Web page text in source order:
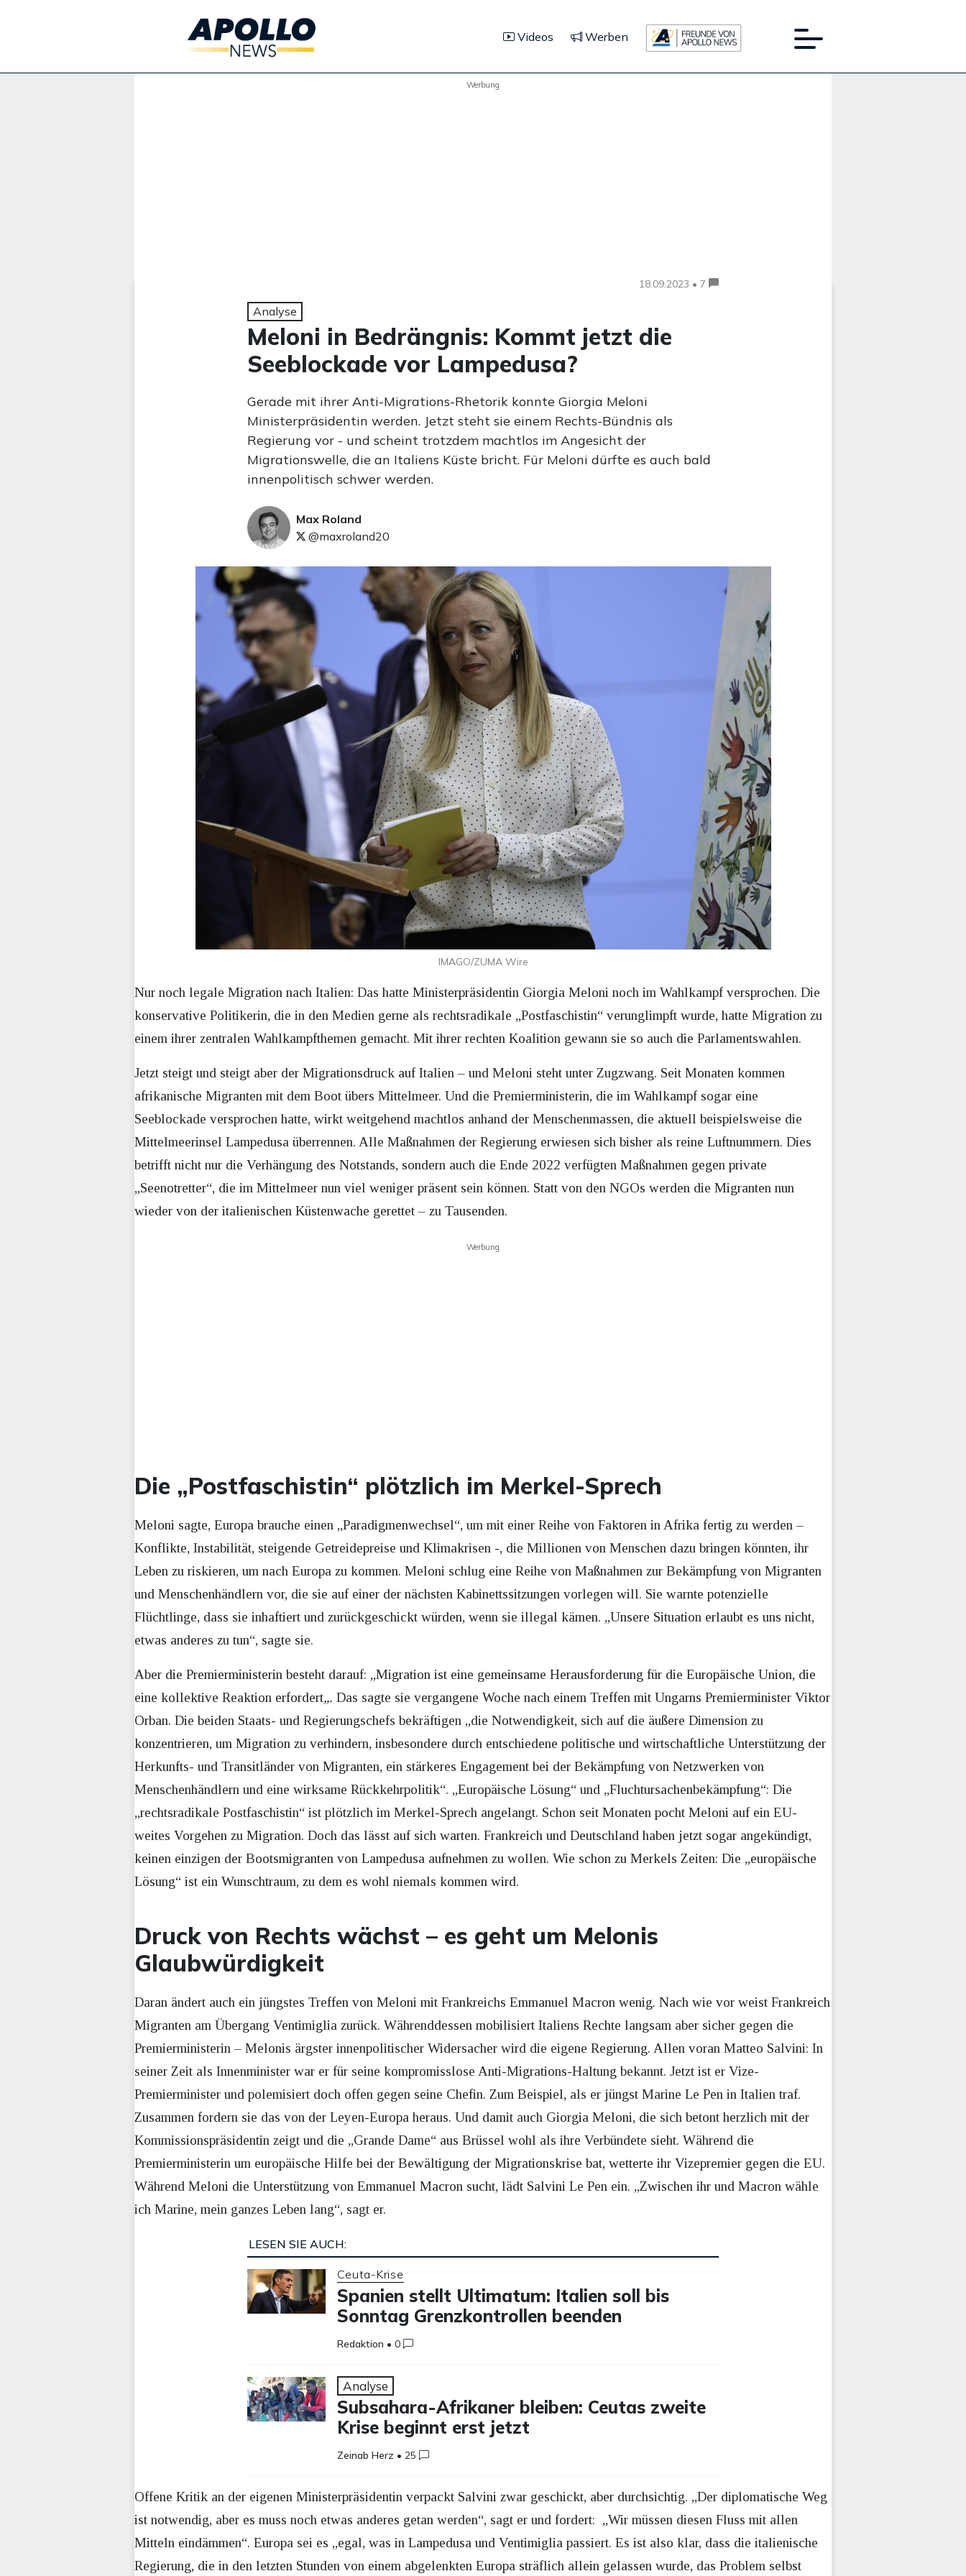
Videos Werben
Werbung
18.09.2023 • 7
Analyse
Meloni in Bedrängnis: Kommt jetzt die
Seeblockade vor Lampedusa?
Gerade mit ihrer Anti-Migrations-Rhetorik konnte Giorgia Meloni
Ministerpräsidentin werden. Jetzt steht sie einem Rechts-Bündnis als
Regierung vor - und scheint trotzdem machtlos im Angesicht der
Migrationswelle, die an Italiens Küste bricht. Für Meloni dürfte es auch bald
innenpolitisch schwer werden.
Max Roland
@maxroland20
IMAGO/ZUMA Wire
Nur noch legale Migration nach Italien: Das hatte Ministerpräsidentin Giorgia Meloni noch im Wahlkampf versprochen. Die
konservative Politikerin, die in den Medien gerne als rechtsradikale „Postfaschistin“ verunglimpft wurde, hatte Migration zu
einem ihrer zentralen Wahlkampfthemen gemacht. Mit ihrer rechten Koalition gewann sie so auch die Parlamentswahlen.
Jetzt steigt und steigt aber der Migrationsdruck auf Italien – und Meloni steht unter Zugzwang. Seit Monaten kommen
afrikanische Migranten mit dem Boot übers Mittelmeer. Und die Premierministerin, die im Wahlkampf sogar eine
Seeblockade versprochen hatte, wirkt weitgehend machtlos anhand der Menschenmassen, die aktuell beispielsweise die
Mittelmeerinsel Lampedusa überrennen. Alle Maßnahmen der Regierung erwiesen sich bisher als reine Luftnummern. Dies
betrifft nicht nur die Verhängung des Notstands, sondern auch die Ende 2022 verfügten Maßnahmen gegen private
„Seenotretter“, die im Mittelmeer nun viel weniger präsent sein können. Statt von den NGOs werden die Migranten nun
wieder von der italienischen Küstenwache gerettet – zu Tausenden.
Werbung
Die „Postfaschistin“ plötzlich im Merkel-Sprech
Meloni sagte, Europa brauche einen „Paradigmenwechsel“, um mit einer Reihe von Faktoren in Afrika fertig zu werden –
Konflikte, Instabilität, steigende Getreidepreise und Klimakrisen -, die Millionen von Menschen dazu bringen könnten, ihr
Leben zu riskieren, um nach Europa zu kommen. Meloni schlug eine Reihe von Maßnahmen zur Bekämpfung von Migranten
und Menschenhändlern vor, die sie auf einer der nächsten Kabinettssitzungen vorlegen will. Sie warnte potenzielle
Flüchtlinge, dass sie inhaftiert und zurückgeschickt würden, wenn sie illegal kämen. „Unsere Situation erlaubt es uns nicht,
etwas anderes zu tun“, sagte sie.
Aber die Premierministerin besteht darauf: „Migration ist eine gemeinsame Herausforderung für die Europäische Union, die
eine kollektive Reaktion erfordert„. Das sagte sie vergangene Woche nach einem Treffen mit Ungarns Premierminister Viktor
Orban. Die beiden Staats- und Regierungschefs bekräftigen „die Notwendigkeit, sich auf die äußere Dimension zu
konzentrieren, um Migration zu verhindern, insbesondere durch entschiedene politische und wirtschaftliche Unterstützung der
Herkunfts- und Transitländer von Migranten, ein stärkeres Engagement bei der Bekämpfung von Netzwerken von
Menschenhändlern und eine wirksame Rückkehrpolitik“. „Europäische Lösung“ und „Fluchtursachenbekämpfung“: Die
„rechtsradikale Postfaschistin“ ist plötzlich im Merkel-Sprech angelangt. Schon seit Monaten pocht Meloni auf ein EU-
weites Vorgehen zu Migration. Doch das lässt auf sich warten. Frankreich und Deutschland haben jetzt sogar angekündigt,
keinen einzigen der Bootsmigranten von Lampedusa aufnehmen zu wollen. Wie schon zu Merkels Zeiten: Die „europäische
Lösung“ ist ein Wunschtraum, zu dem es wohl niemals kommen wird.
Druck von Rechts wächst – es geht um Melonis
Glaubwürdigkeit
Daran ändert auch ein jüngstes Treffen von Meloni mit Frankreichs Emmanuel Macron wenig. Nach wie vor weist Frankreich
Migranten am Übergang Ventimiglia zurück. Währenddessen mobilisiert Italiens Rechte langsam aber sicher gegen die
Premierministerin – Melonis ärgster innenpolitischer Widersacher wird die eigene Regierung. Allen voran Matteo Salvini: In
seiner Zeit als Innenminister war er für seine kompromisslose Anti-Migrations-Haltung bekannt. Jetzt ist er Vize-
Premierminister und polemisiert doch offen gegen seine Chefin. Zum Beispiel, als er jüngst Marine Le Pen in Italien traf.
Zusammen fordern sie das von der Leyen-Europa heraus. Und damit auch Giorgia Meloni, die sich betont herzlich mit der
Kommissionspräsidentin zeigt und die „Grande Dame“ aus Brüssel wohl als ihre Verbündete sieht. Während die
Premierministerin um europäische Hilfe bei der Bewältigung der Migrationskrise bat, wetterte ihr Vizepremier gegen die EU.
Während Meloni die Unterstützung von Emmanuel Macron sucht, lädt Salvini Le Pen ein. „Zwischen ihr und Macron wähle
ich Marine, mein ganzes Leben lang“, sagt er.
LESEN SIE AUCH:
Ceuta-Krise
Spanien stellt Ultimatum: Italien soll bis
Sonntag Grenzkontrollen beenden
Redaktion •0
Analyse
Subsahara-Afrikaner bleiben: Ceutas zweite
Krise beginnt erst jetzt
Zeinab Herz •25
Offene Kritik an der eigenen Ministerpräsidentin verpackt Salvini zwar geschickt, aber durchsichtig. „Der diplomatische Weg
ist notwendig, aber es muss noch etwas anderes getan werden“, sagt er und fordert: „Wir müssen diesen Fluss mit allen
Mitteln eindämmen“. Europa sei es „egal, was in Lampedusa und Ventimiglia passiert. Es ist also klar, dass die italienische
Regierung, die in den letzten Stunden von einem abgelenkten Europa sträflich allein gelassen wurde, das Problem selbst